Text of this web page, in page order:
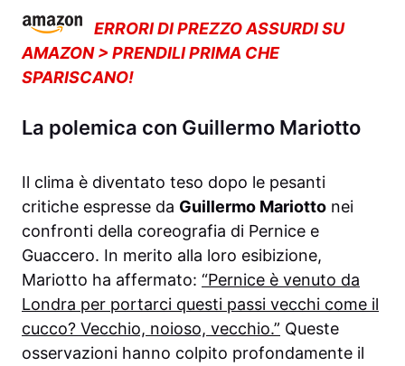
ERRORI DI PREZZO ASSURDI SU
AMAZON > PRENDILI PRIMA CHE
SPARISCANO!
La polemica con Guillermo Mariotto
Il clima è diventato teso dopo le pesanti
critiche espresse da Guillermo Mariotto nei
confronti della coreografia di Pernice e
Guaccero. In merito alla loro esibizione,
Mariotto ha affermato: “Pernice è venuto da
Londra per portarci questi passi vecchi come il
cucco? Vecchio, noioso, vecchio.” Queste
osservazioni hanno colpito profondamente il